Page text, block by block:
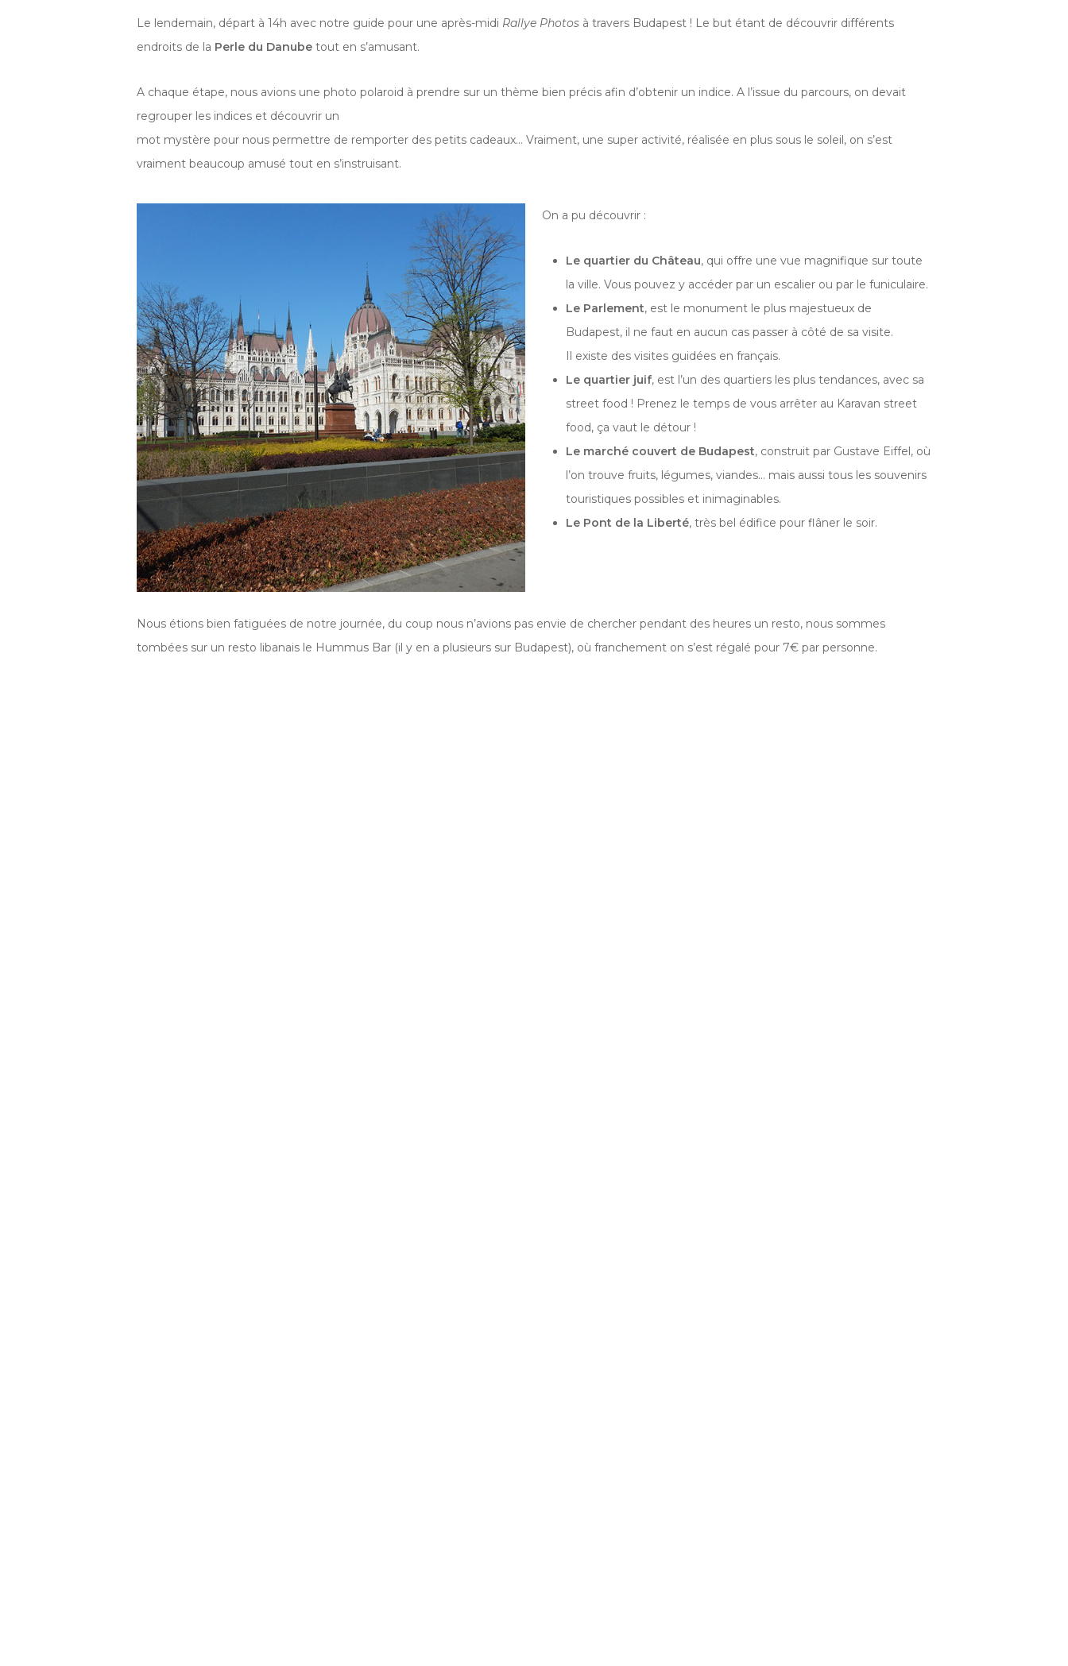
Le lendemain, départ à 14h avec notre guide pour une après-midi Rallye Photos à travers Budapest ! Le but étant de découvrir différents
endroits de la Perle du Danube tout en s’amusant.
A chaque étape, nous avions une photo polaroid à prendre sur un thème bien précis afin d’obtenir un indice. A l’issue du parcours, on devait
regrouper les indices et découvrir un
mot mystère pour nous permettre de remporter des petits cadeaux… Vraiment, une super activité, réalisée en plus sous le soleil, on s’est
vraiment beaucoup amusé tout en s’instruisant.
On a pu découvrir :
Le quartier du Château, qui offre une vue magnifique sur toute
la ville. Vous pouvez y accéder par un escalier ou par le funiculaire.
Le Parlement, est le monument le plus majestueux de
Budapest, il ne faut en aucun cas passer à côté de sa visite.
Il existe des visites guidées en français.
Le quartier juif, est l’un des quartiers les plus tendances, avec sa
street food ! Prenez le temps de vous arrêter au Karavan street
food, ça vaut le détour !
Le marché couvert de Budapest, construit par Gustave Eiffel, où
l’on trouve fruits, légumes, viandes… mais aussi tous les souvenirs
touristiques possibles et inimaginables.
Le Pont de la Liberté, très bel édifice pour flâner le soir.
Nous étions bien fatiguées de notre journée, du coup nous n’avions pas envie de chercher pendant des heures un resto, nous sommes
tombées sur un resto libanais le Hummus Bar (il y en a plusieurs sur Budapest), où franchement on s’est régalé pour 7€ par personne.